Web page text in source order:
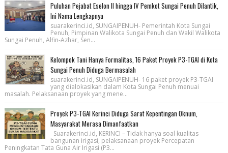
Puluhan Pejabat Eselon II hingga IV Pemkot Sungai Penuh Dilantik,
Ini Nama Lengkapnya
suarakerinci.id, SUNGAIPENUH- Pemerintah Kota Sungai
Penuh, Pimpinan Walikota Sungai Penuh dan Wakil Walikota
Sungai Penuh, Alfin-Azhar, Sen...
Kelompok Tani Hanya Formalitas, 16 Paket Proyek P3-TGAI di Kota
Sungai Penuh Diduga Bermasalah
suarakerinci.id, SUNGAIPENUH- 16 paket proyek P3-TGAI
yang dialokasikan dalam Kota Sungai Penuh menuai
masalah. Pelaksanaan proyek yang mene...
Proyek P3-TGAI Kerinci Diduga Sarat Kepentingan Oknum,
Masyarakat Merasa Dimanfaatkan
Suarakerinci.id, KERINCI – Tidak hanya soal kualitas
bangunan irigasi, pelaksanaan proyek Percepatan
Peningkatan Tata Guna Air Irigasi (P3...